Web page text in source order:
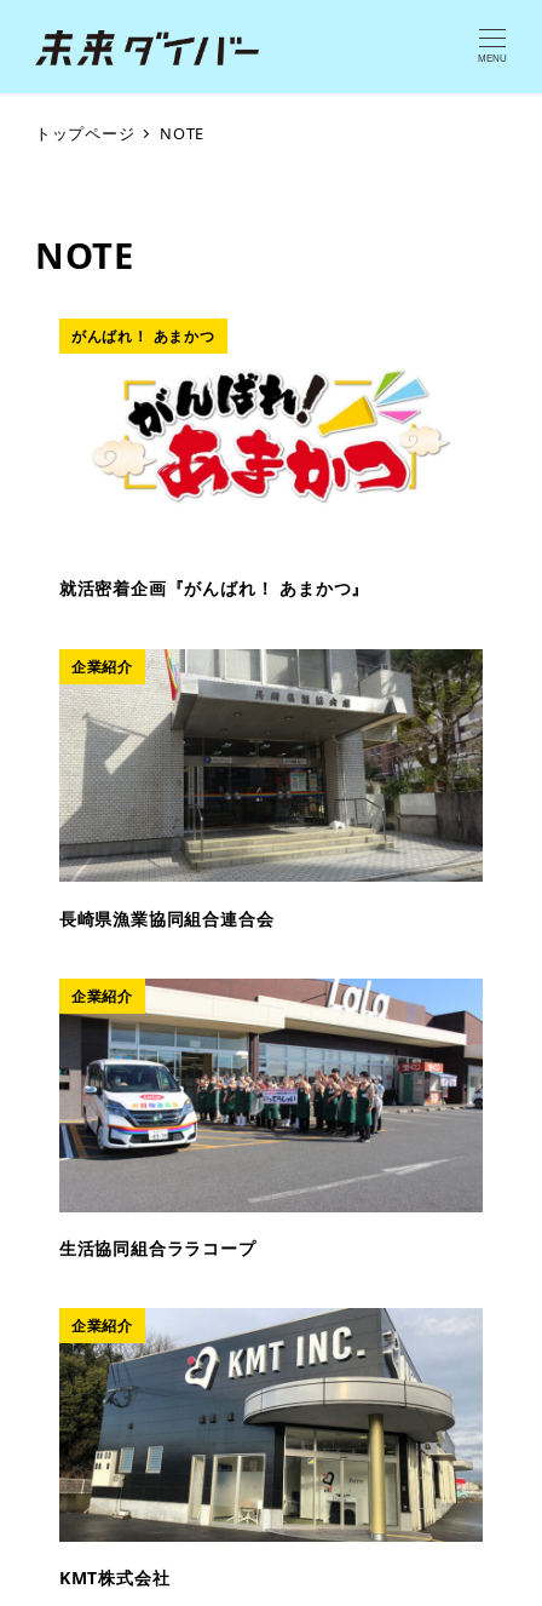
MENU
トップページ NOTE
NOTE
がんばれ！ あまかつ
就活密着企画『がんばれ！ あまかつ』
企業紹介
長崎県漁業協同組合連合会
企業紹介
生活協同組合ララコープ
企業紹介
KMT株式会社